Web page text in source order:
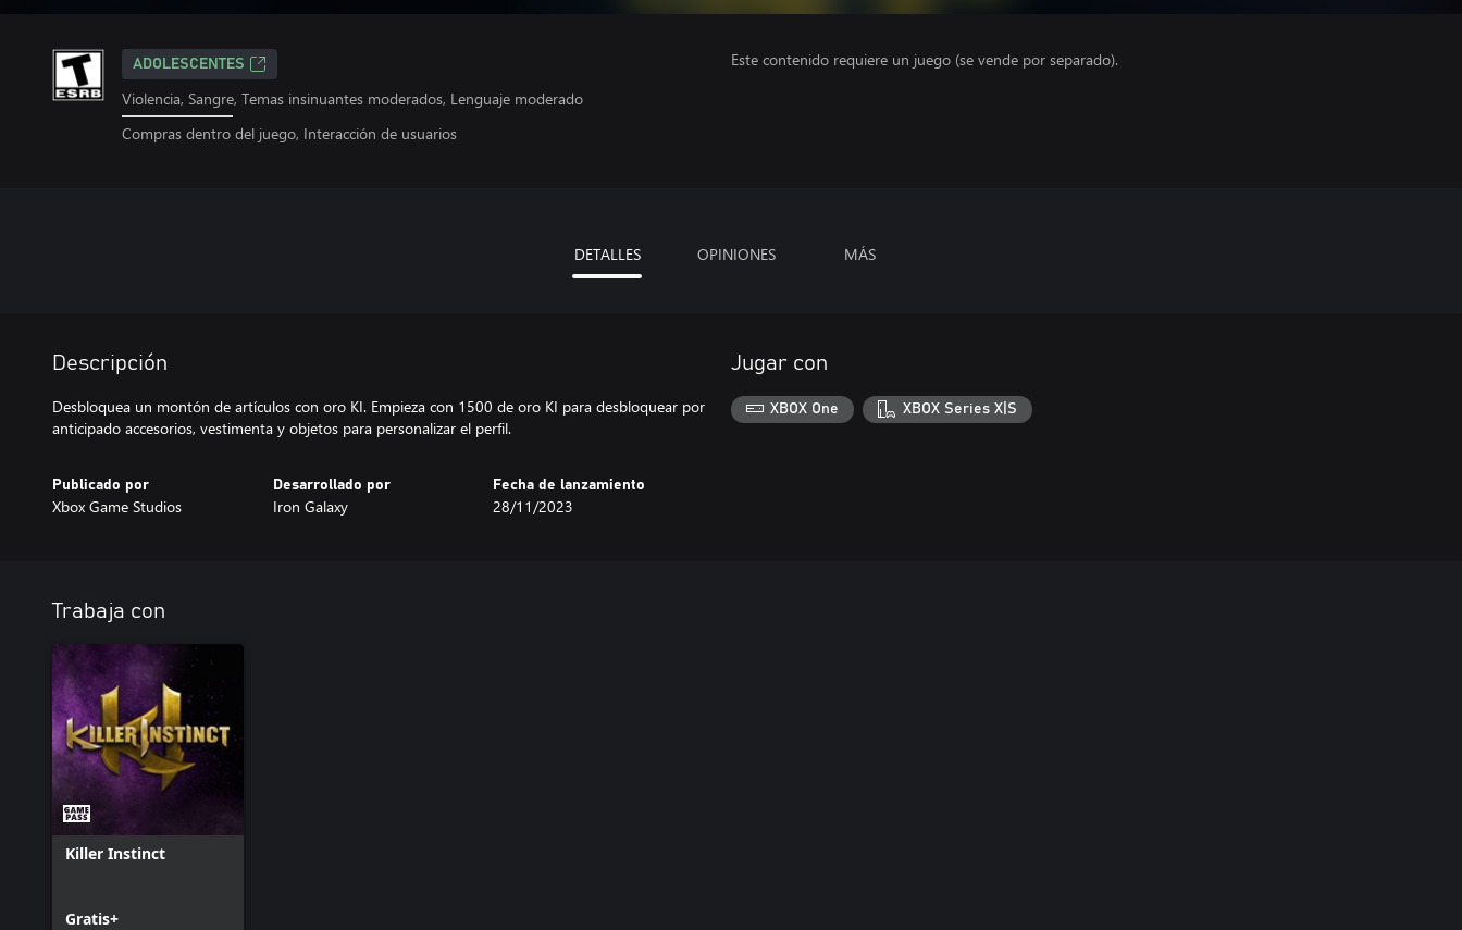
ADOLESCENTES
Violencia, Sangre, Temas insinuantes moderados, Lenguaje moderado
Compras dentro del juego, Interacción de usuarios
Este contenido requiere un juego (se vende por separado).
DETALLES OPINIONES MÁS
Descripción
Desbloquea un montón de artículos con oro KI. Empieza con 1500 de oro KI para desbloquear por
anticipado accesorios, vestimenta y objetos para personalizar el perfil.
Publicado por
Xbox Game Studios
Desarrollado por
Iron Galaxy
Fecha de lanzamiento
28/11/2023
Jugar con
XBOX One XBOX Series X|S
Trabaja con
Killer Instinct
Gratis+